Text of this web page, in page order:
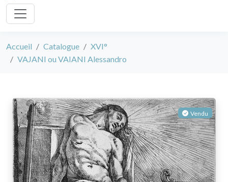
Accueil Catalogue
XVI°
VAJANI ou VAIANI Alessandro
Vendu